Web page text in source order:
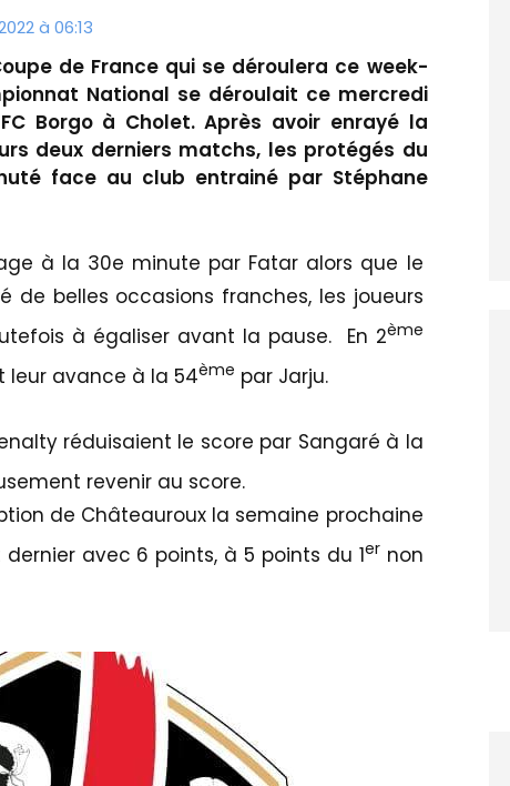
à 06:13
de France qui se déroulera ce week-
National se déroulait ce mercredi
Borgo à Cholet. Après avoir enrayé la
deux derniers matchs, les protégés du
face au club entrainé par Stéphane
à la 30e minute par Fatar alors que le
de belles occasions franches, les joueurs
à égaliser avant la pause. En 2ème
leur avance à la 54ème par Jarju.
réduisaient le score par Sangaré à la
revenir au score.
de Châteauroux la semaine prochaine
avec 6 points, à 5 points du 1ernon